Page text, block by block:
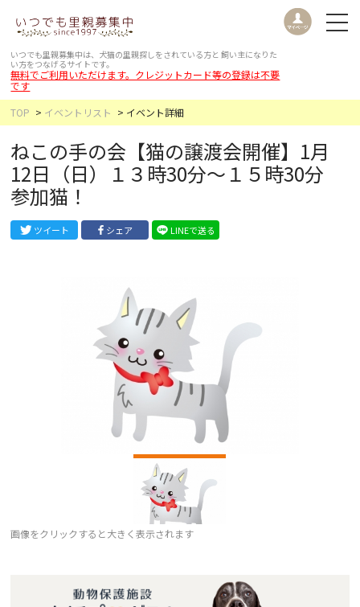
いつでも里親募集中は、犬猫の里親探しをされている方と 飼い主になりた
い方をつなげるサイトです。
無料でご利用いただけます。クレジットカード等の登録は不要
です
TOP
イベントリスト イベント詳細
ねこの手の会【猫の譲渡会開催】1月
12日（日）１３時30分〜１５時30分
参加猫！
ツイート シェア LINEで送る
画像をクリックすると大きく表示されます